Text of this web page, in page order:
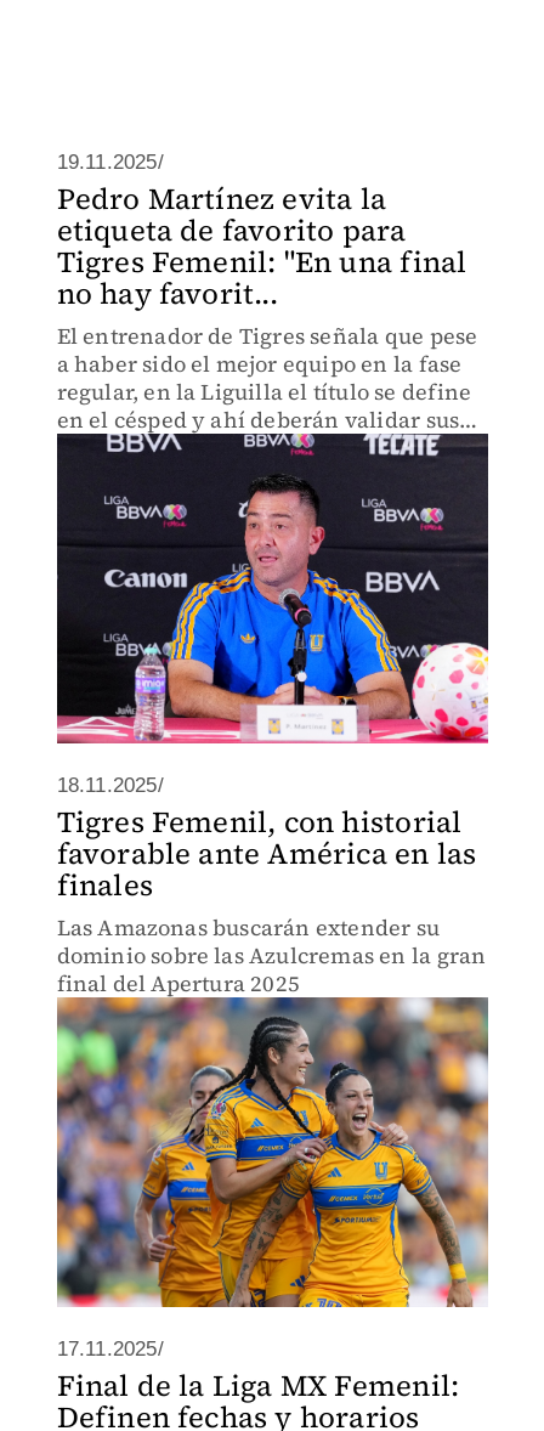
19.11.2025/
Pedro Martínez evita la
etiqueta de favorito para
Tigres Femenil: "En una final
no hay favorit...
El entrenador de Tigres señala que pese
a haber sido el mejor equipo en la fase
regular, en la Liguilla el título se define
en el césped y ahí deberán validar sus
opciones
18.11.2025/
Tigres Femenil, con historial
favorable ante América en las
finales
Las Amazonas buscarán extender su
dominio sobre las Azulcremas en la gran
final del Apertura 2025
17.11.2025/
Final de la Liga MX Femenil:
Definen fechas y horarios